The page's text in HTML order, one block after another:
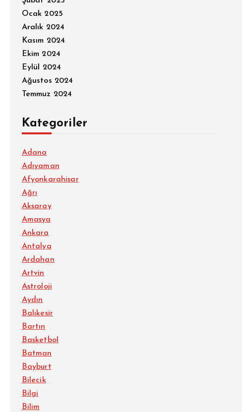
Ocak 2025
Aralık 2024
Kasım 2024
Ekim 2024
Eylül 2024
Ağustos 2024
Temmuz 2024
Kategoriler
Adana
Adıyaman
Afyonkarahisar
Ağrı
Aksaray
Amasya
Ankara
Antalya
Ardahan
Artvin
Astroloji
Aydın
Balıkesir
Bartın
Basketbol
Batman
Bayburt
Bilecik
Bilgi
Bilim